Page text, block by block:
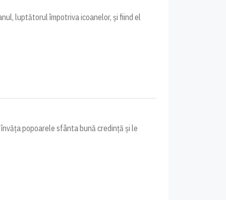
luptătorul împotriva icoanelor, și fiind el
popoarele sfânta bună credință și le